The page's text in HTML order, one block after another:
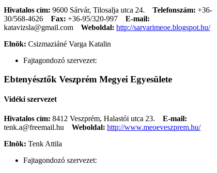
Hivatalos cím: 9600 Sárvár, Tilosalja utca 24. Telefonszám: +36-
30/568-4626
Fax: +36-95/320-997
E-mail:
katavizsla@gmail.com
Weboldal: http://sarvarimeoe.blogspot.hu/
Elnök: Csizmaziáné Varga Katalin
Fajtagondozó szervezet:
Ebtenyésztők Veszprém Megyei Egyesülete
Vidéki szervezet
Hivatalos cím: 8412 Veszprém, Halastói utca 23. E-mail:
tenk.a@freemail.hu
Weboldal: http://www.meoeveszprem.hu/
Elnök: Tenk Attila
Fajtagondozó szervezet: